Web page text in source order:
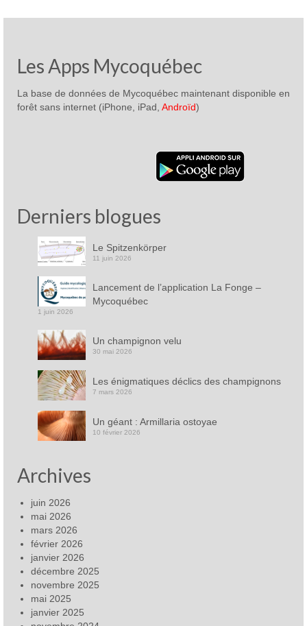
Les Apps Mycoquébec
La base de données de Mycoquébec maintenant disponible en
forêt sans internet (iPhone, iPad, Androïd)
Derniers blogues
Le Spitzenkörper
11 juin 2026
Lancement de l’application La Fonge –
Mycoquébec
1 juin 2026
Un champignon velu
30 mai 2026
Les énigmatiques déclics des champignons
7 mars 2026
Un géant : Armillaria ostoyae
10 février 2026
Archives
juin 2026
mai 2026
mars 2026
février 2026
janvier 2026
décembre 2025
novembre 2025
mai 2025
janvier 2025